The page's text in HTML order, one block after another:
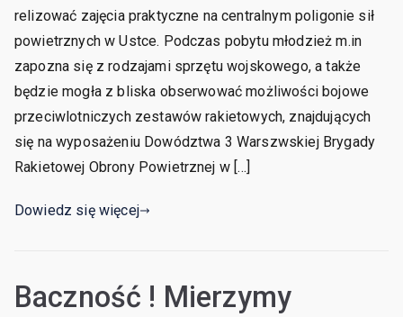
relizować zajęcia praktyczne na centralnym poligonie sił
powietrznych w Ustce. Podczas pobytu młodzież m.in
zapozna się z rodzajami sprzętu wojskowego, a także
będzie mogła z bliska obserwować możliwości bojowe
przeciwlotniczych zestawów rakietowych, znajdujących
się na wyposażeniu Dowództwa 3 Warszwskiej Brygady
Rakietowej Obrony Powietrznej w […]
Dowiedz się więcej
Baczność ! Mierzymy